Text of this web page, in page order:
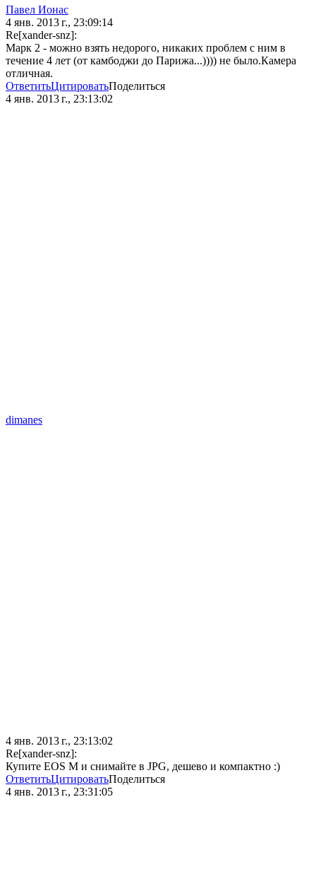
Павел Ионас
4 янв. 2013 г., 23:09:14
Re[xander-snz]:
Марк 2 - можно взять недорого, никаких проблем с ним в
течение 4 лет (от камбоджи до Парижа...)))) не было.Камера
отличная.
ОтветитьЦитироватьПоделиться
4 янв. 2013 г., 23:13:02
dimanes
4 янв. 2013 г., 23:13:02
Re[xander-snz]:
Купите EOS M и снимайте в JPG, дешево и компактно :)
ОтветитьЦитироватьПоделиться
4 янв. 2013 г., 23:31:05